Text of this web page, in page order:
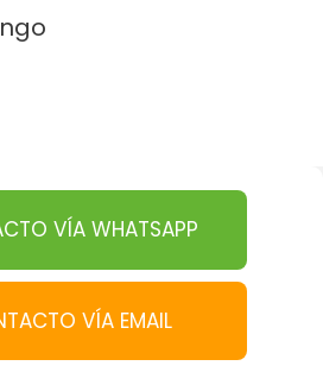
VÍA WHATSAPP
VÍA EMAIL